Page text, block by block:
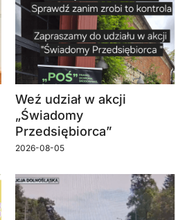
Weź udział w akcji
„Świadomy
Przedsiębiorca”
2026-08-05